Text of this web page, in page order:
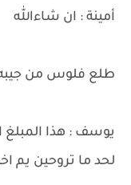
أمينة : ان شاءالله
طلع فلوس من جيبه
يوسف : هذا المبلغ
لحد ما تروحين يم